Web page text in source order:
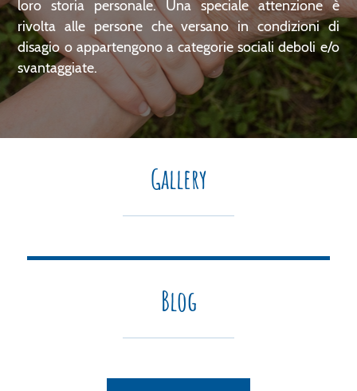
loro storia personale. Una speciale attenzione è
rivolta alle persone che versano in condizioni di
disagio o appartengono a categorie sociali deboli e/o
svantaggiate.
Gallery
Blog